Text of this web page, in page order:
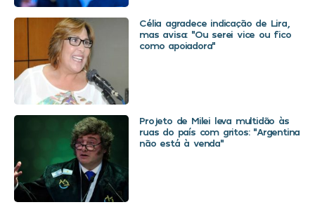
Célia agradece indicação de Lira,
mas avisa: “Ou serei vice ou fico
como apoiadora”
Projeto de Milei leva multidão às
ruas do país com gritos: “Argentina
não está à venda”